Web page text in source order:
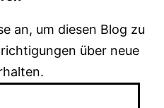
an, um diesen Blog zu
über neue